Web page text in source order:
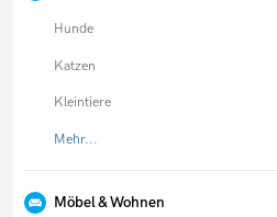
Hunde
Katzen
Kleintiere
Mehr...
Möbel & Wohnen